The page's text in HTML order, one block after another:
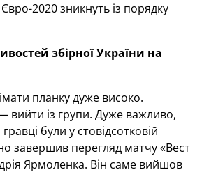
2020 зникнуть із порядку
збірної України на
планку дуже високо.
вийти із групи. Дуже важливо,
були у стовідсотковій
завершив перегляд матчу «Вест
Ярмоленка. Він саме вийшов